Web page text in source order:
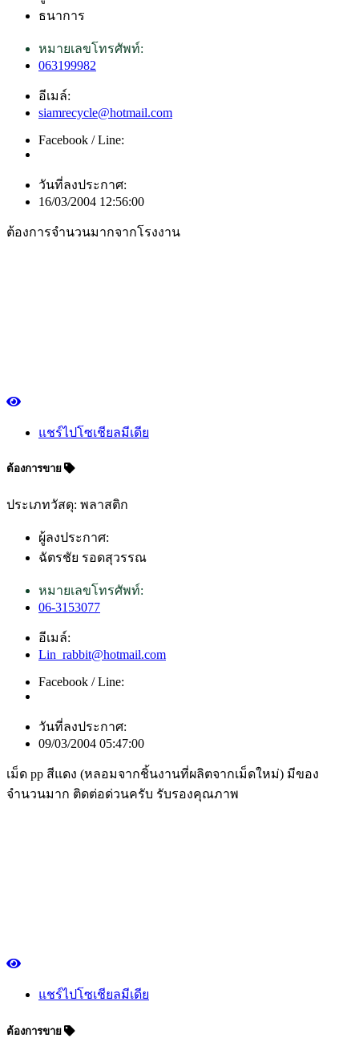
ธนาการ
หมายเลขโทรศัพท์:
063199982
อีเมล์:
siamrecycle@hotmail.com
Facebook / Line:
วันที่ลงประกาศ:
16/03/2004 12:56:00
ต้องการจำนวนมากจากโรงงาน
แชร์ไปโซเชียลมีเดีย
ต้องการขาย
ประเภทวัสดุ: พลาสติก
ผู้ลงประกาศ:
ฉัตรชัย รอดสุวรรณ
หมายเลขโทรศัพท์:
06-3153077
อีเมล์:
Lin_rabbit@hotmail.com
Facebook / Line:
วันที่ลงประกาศ:
09/03/2004 05:47:00
เม็ด pp สีแดง (หลอมจากชิ้นงานที่ผลิตจากเม็ดใหม่) มีของ
จำนวนมาก ติดต่อด่วนครับ รับรองคุณภาพ
แชร์ไปโซเชียลมีเดีย
ต้องการขาย